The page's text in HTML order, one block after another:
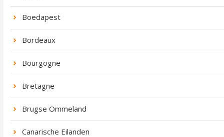
Boedapest
Bordeaux
Bourgogne
Bretagne
Brugse Ommeland
Canarische Eilanden